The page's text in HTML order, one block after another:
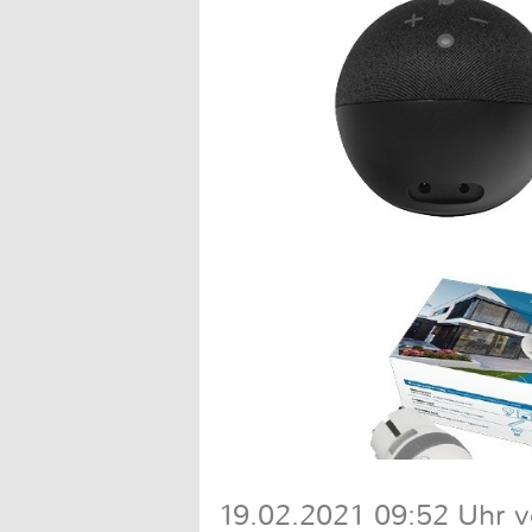
19.02.2021 09:52 Uhr